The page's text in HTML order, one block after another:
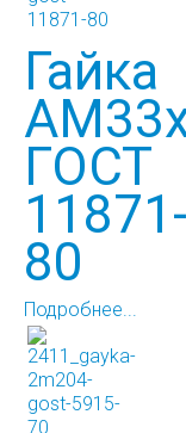
Гайка
ГОСТ
11871-
80
Подробнее...